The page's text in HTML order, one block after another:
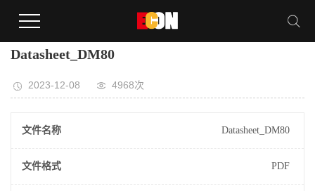
Datasheet_DM80
2023-12-08 4968次
文件名称 Datasheet_DM80
文件格式 PDF